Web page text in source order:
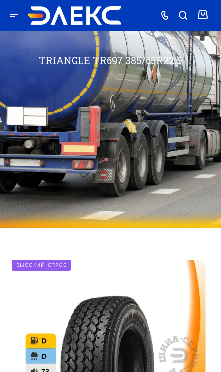
TRIANGLE TR697 385/65R22.5
ВЫСОКИЙ СПРОС